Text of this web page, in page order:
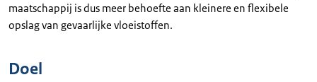
maatschappij is dus meer behoefte aan kleinere en flexibele
opslag van gevaarlijke vloeistoffen.
Doel